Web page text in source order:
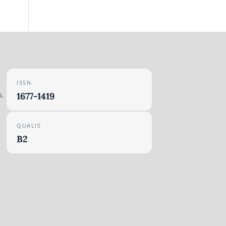
ISSN
1677-1419
QUALIS
B2